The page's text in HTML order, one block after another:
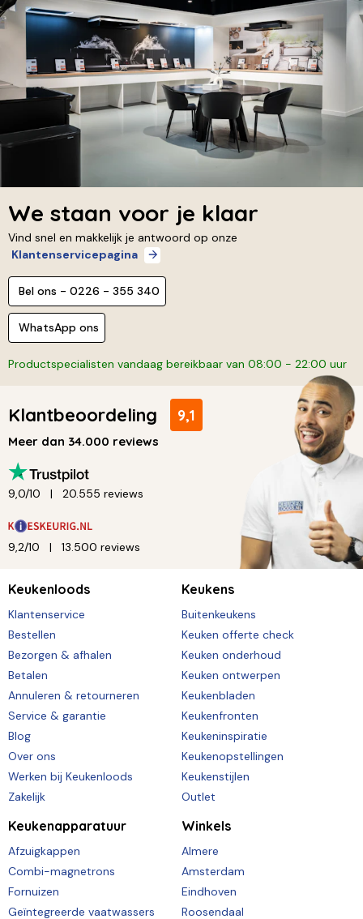
We staan voor je klaar
Vind snel en makkelijk je antwoord op onze
Klantenservicepagina
Bel ons - 0226 - 355 340
WhatsApp ons
Productspecialisten vandaag bereikbaar van 08:00 - 22:00 uur
Klantbeoordeling 9,1
Meer dan 34.000 reviews
9,0/10 20.555 reviews
9,2/10 13.500 reviews
Keukenloods
Klantenservice
Bestellen
Bezorgen & afhalen
Betalen
Annuleren & retourneren
Service & garantie
Blog
Over ons
Werken bij Keukenloods
Zakelijk
Keukens
Buitenkeukens
Keuken offerte check
Keuken onderhoud
Keuken ontwerpen
Keukenbladen
Keukenfronten
Keukeninspiratie
Keukenopstellingen
Keukenstijlen
Outlet
Keukenapparatuur
Afzuigkappen
Combi-magnetrons
Fornuizen
Geïntegreerde vaatwassers
Winkels
Almere
Amsterdam
Eindhoven
Roosendaal